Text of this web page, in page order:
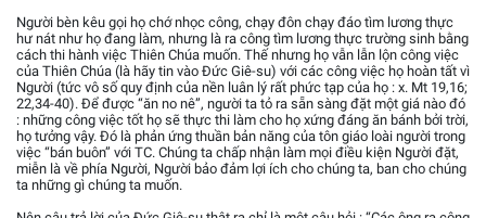
Người bèn kêu gọi họ chớ nhọc công, chạy đôn chạy đáo tìm lương thực
hư nát như họ đang làm, nhưng là ra công tìm lương thực trường sinh bằng
cách thi hành việc Thiên Chúa muốn. Thế nhưng họ vẫn lẫn lộn công việc
của Thiên Chúa (là hãy tin vào Đức Giê-su) với các công việc họ hoàn tất vì
Người (tức vô số quy định của nền luân lý rất phức tạp của họ : x. Mt 19,16;
22,34-40). Để được “ăn no nê”, người ta tỏ ra sẵn sàng đặt một giá nào đó
: những công việc tốt họ sẽ thực thi làm cho họ xứng đáng ăn bánh bởi trời,
họ tưởng vậy. Đó là phản ứng thuần bản năng của tôn giáo loài người trong
việc “bán buôn” với TC. Chúng ta chấp nhận làm mọi điều kiện Người đặt,
miễn là về phía Người, Người bảo đảm lợi ích cho chúng ta, ban cho chúng
ta những gì chúng ta muốn.